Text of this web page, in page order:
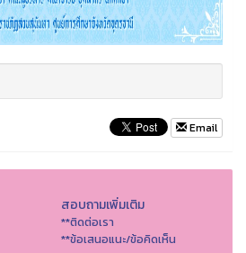
Email
สอบถามเพิ่มเติม
**ติดต่อเรา
**ข้อเสนอแนะ/ข้อคิดเห็น